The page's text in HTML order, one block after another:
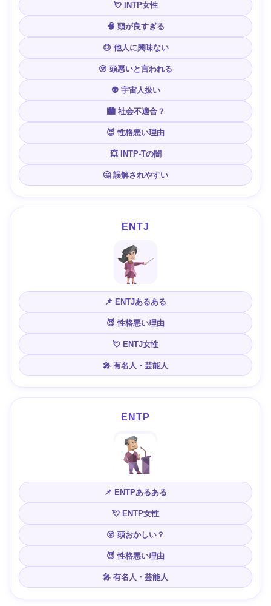
💘 INTP女性
🧠 頭が良すぎる
🙃 他人に興味ない
😵 頭悪いと言われる
👽 宇宙人扱い
🏙 社会不適合？
😈 性格悪い理由
💥 INTP-Tの闇
🤔 誤解されやすい
ENTJ
📌 ENTJあるある
😈 性格悪い理由
💘 ENTJ女性
🎤 有名人・芸能人
ENTP
📌 ENTPあるある
💘 ENTP女性
😵 頭おかしい？
😈 性格悪い理由
🎤 有名人・芸能人